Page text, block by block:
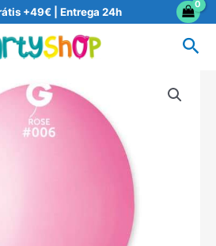
+49€ | Entrega 24h